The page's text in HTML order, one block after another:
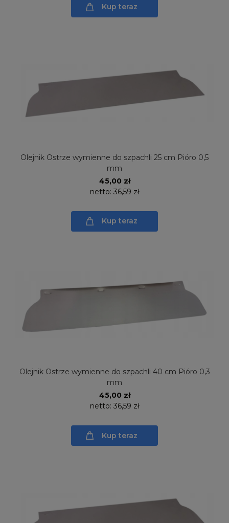
Kup teraz
Olejnik Ostrze wymienne do szpachli 25 cm Pióro 0,5
mm
45,00 zł
netto: 36,59 zł
Kup teraz
Olejnik Ostrze wymienne do szpachli 40 cm Pióro 0,3
mm
45,00 zł
netto: 36,59 zł
Kup teraz